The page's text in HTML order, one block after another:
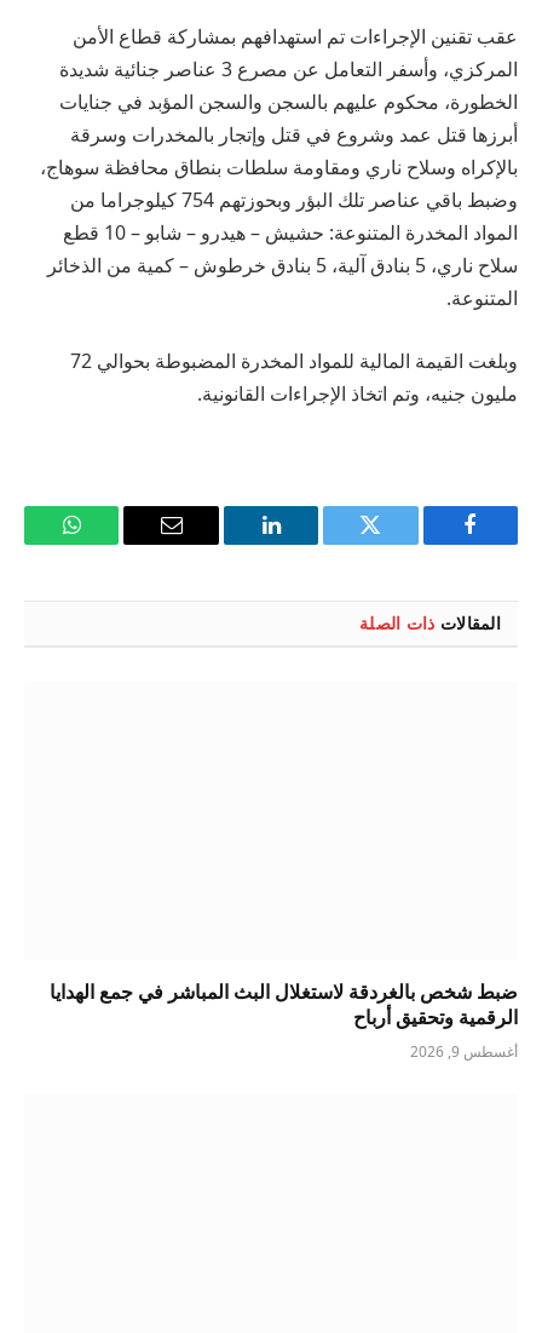
عقب تقنين الإجراءات تم استهدافهم بمشاركة قطاع الأمن
المركزي، وأسفر التعامل عن مصرع 3 عناصر جنائية شديدة
الخطورة، محكوم عليهم بالسجن والسجن المؤبد في جنايات
أبرزها قتل عمد وشروع في قتل وإتجار بالمخدرات وسرقة
بالإكراه وسلاح ناري ومقاومة سلطات بنطاق محافظة سوهاج،
وضبط باقي عناصر تلك البؤر وبحوزتهم 754 كيلوجراما من
المواد المخدرة المتنوعة: حشيش – هيدرو – شابو – 10 قطع
سلاح ناري، 5 بنادق آلية، 5 بنادق خرطوش – كمية من الذخائر
المتنوعة.
وبلغت القيمة المالية للمواد المخدرة المضبوطة بحوالي 72
مليون جنيه، وتم اتخاذ الإجراءات القانونية.
فيسبوك تويتر لينكدإن
البريد
واتساب
المقالات ذات الصلة
ضبط شخص بالغردقة لاستغلال البث المباشر في جمع الهدايا
الرقمية وتحقيق أرباح
أغسطس 9, 2026